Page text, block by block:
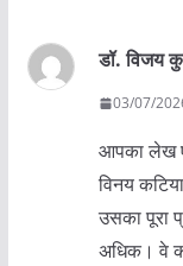
डॉ. विजय
03/07/
आपका लेख
विनय
उसका पूरा
अधिक। वे